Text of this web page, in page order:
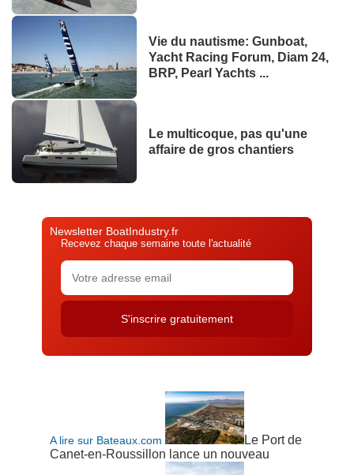
Vie du nautisme: Gunboat,
Yacht Racing Forum, Diam 24,
BRP, Pearl Yachts ...
Le multicoque, pas qu'une
affaire de gros chantiers
Newsletter BoatIndustry.fr
Recevez chaque semaine toute l'actualité
A lire sur Bateaux.com
Le Port de
Canet-en-Roussillon lance un nouveau